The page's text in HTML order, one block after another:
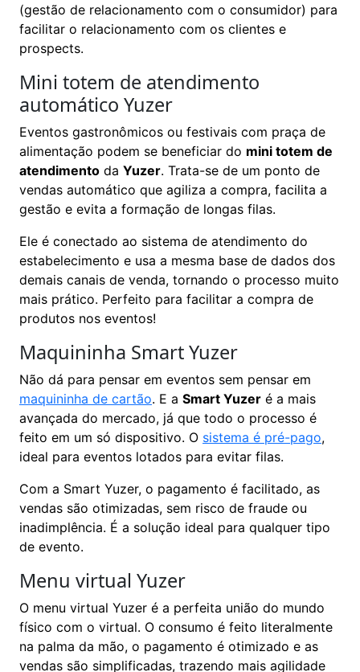
(gestão de relacionamento com o consumidor) para
facilitar o relacionamento com os clientes e
prospects.
Mini totem de atendimento
automático Yuzer
Eventos gastronômicos ou festivais com praça de
alimentação podem se beneficiar do mini totem de
atendimento da Yuzer. Trata-se de um ponto de
vendas automático que agiliza a compra, facilita a
gestão e evita a formação de longas filas.
Ele é conectado ao sistema de atendimento do
estabelecimento e usa a mesma base de dados dos
demais canais de venda, tornando o processo muito
mais prático. Perfeito para facilitar a compra de
produtos nos eventos!
Maquininha Smart Yuzer
Não dá para pensar em eventos sem pensar em
maquininha de cartão. E a Smart Yuzer é a mais
avançada do mercado, já que todo o processo é
feito em um só dispositivo. O sistema é pré-pago,
ideal para eventos lotados para evitar filas.
Com a Smart Yuzer, o pagamento é facilitado, as
vendas são otimizadas, sem risco de fraude ou
inadimplência. É a solução ideal para qualquer tipo
de evento.
Menu virtual Yuzer
O menu virtual Yuzer é a perfeita união do mundo
físico com o virtual. O consumo é feito literalmente
na palma da mão, o pagamento é otimizado e as
vendas são simplificadas, trazendo mais agilidade